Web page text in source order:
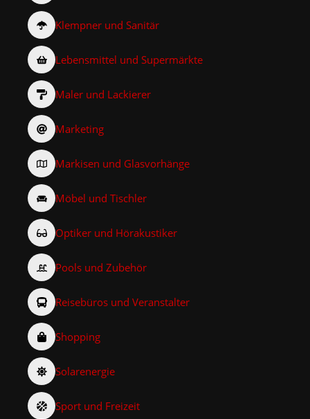
Klempner und Sanitär
Lebensmittel und Supermärkte
Maler und Lackierer
Marketing
Markisen und Glasvorhänge
Möbel und Tischler
Optiker und Hörakustiker
Pools und Zubehör
Reisebüros und Veranstalter
Shopping
Solarenergie
Sport und Freizeit